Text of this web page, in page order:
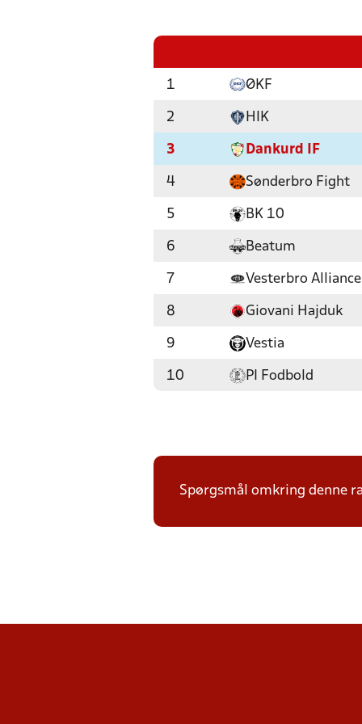
1 ØKF
2 HIK
3 Dankurd IF
4 Sønderbro Fight
5 BK 10
6 Beatum
7 Vesterbro
8 Giovani Hajduk
9 Vestia
10 PI Fodbold
Spørgsmål omkring denne